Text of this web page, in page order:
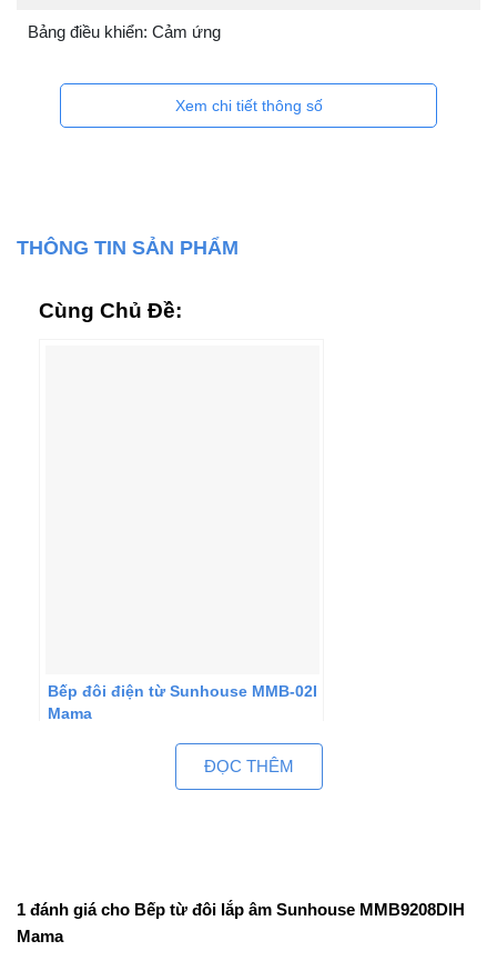
Bảng điều khiển: Cảm ứng
Xem chi tiết thông số
THÔNG TIN SẢN PHẨM
Cùng Chủ Đề:
Bếp đôi điện từ Sunhouse MMB-02I
Mama
ĐỌC THÊM
1 đánh giá cho Bếp từ đôi lắp âm Sunhouse MMB9208DIH
Mama